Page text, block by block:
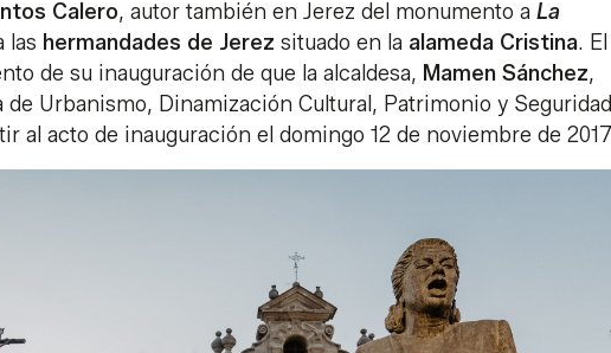
Calero, autor también en Jerez del monumento a La
las hermandades de Jerez situado en la alameda Cristina. El
de su inauguración de que la alcaldesa, Mamen Sánchez,
de Urbanismo, Dinamización Cultural, Patrimonio y
al acto de inauguración el domingo 12 de noviembre de